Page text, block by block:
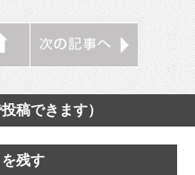
稿できます）
残す